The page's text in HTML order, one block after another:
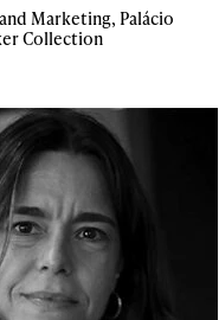
Marketing, Palácio
Collection